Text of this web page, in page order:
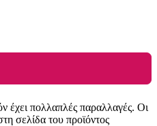
έχει πολλαπλές παραλλαγές. Οι
σελίδα του προϊόντος